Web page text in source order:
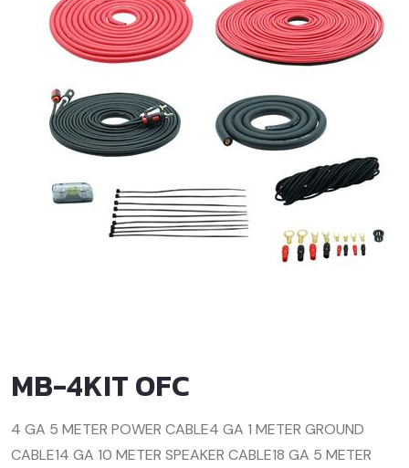
MB-4KIT OFC
4 GA 5 METER POWER CABLE4 GA 1 METER GROUND
CABLE14 GA 10 METER SPEAKER CABLE18 GA 5 METER